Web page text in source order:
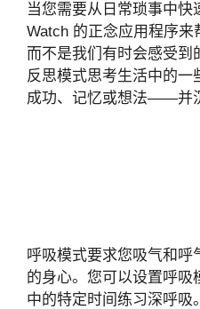
当您需要从日常琐事中快
Watch 的正念应用程序来
而不是我们有时会感受到
反思模式思考生活中的
成功、记忆或想法——并
呼吸模式要求您吸气和呼
的身心。您可以设置呼吸
中的特定时间练习深呼吸。